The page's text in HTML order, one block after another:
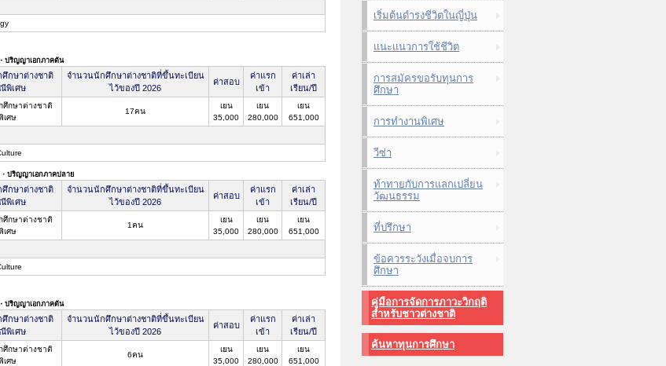
ปริญญาเอกภาคต้น
กษาต่างชาติ
พิเศษ
จำนวนนักศึกษาต่างชาติที่ขึ้นทะเบียน
ไว้ของปี 2026
ค่าสอบ
ค่าแรก
เข้า
ค่าเล่า
เรียน/ปี
ศึกษาต่างชาติ
เศษ
17คน
เยน
35,000
เยน
280,000
เยน
651,000
ปริญญาเอกภาคปลาย
กษาต่างชาติ
พิเศษ
จำนวนนักศึกษาต่างชาติที่ขึ้นทะเบียน
ไว้ของปี 2026
ค่าสอบ
ค่าแรก
เข้า
ค่าเล่า
เรียน/ปี
ศึกษาต่างชาติ
เศษ
1คน
เยน
35,000
เยน
280,000
เยน
651,000
ปริญญาเอกภาคต้น
กษาต่างชาติ
พิเศษ
จำนวนนักศึกษาต่างชาติที่ขึ้นทะเบียน
ไว้ของปี 2026
ค่าสอบ
ค่าแรก
เข้า
ค่าเล่า
เรียน/ปี
ศึกษาต่างชาติ
เศษ
6คน
เยน
35,000
เยน
280,000
เยน
651,000
เริ่มต้นดำรงชีวิตในญี่ปุ่น
แนะแนวการใช้ชีวิต
การสมัครขอรับทุนการ
ศึกษา
การทำงานพิเศษ
วีซ่า
ท้าทายกับการแลกเปลี่ยน
วัฒนธรรม
ที่ปรึกษา
ข้อควรระวังเมื่อจบการ
ศึกษา
คู่มือการจัดการภาวะวิกฤติ
สำหรับชาวต่างชาติ
ค้นหาทุนการศึกษา